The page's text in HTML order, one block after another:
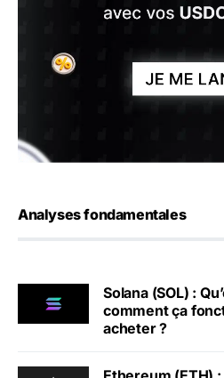
Analyses fondamentales
Solana (SOL) :
comment ça
acheter ?